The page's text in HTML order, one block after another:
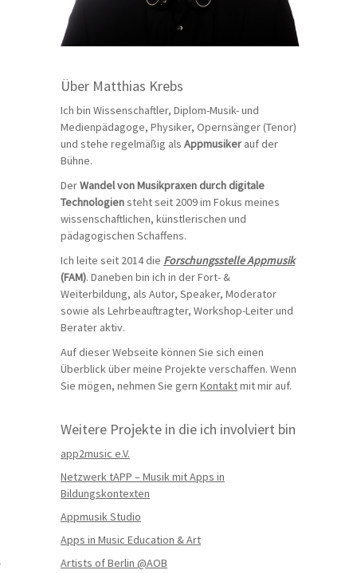
Über Matthias Krebs
Ich bin Wissenschaftler, Diplom-Musik- und
Medienpädagoge, Physiker, Opernsänger (Tenor)
und stehe regelmäßig als Appmusiker auf der
Bühne.
DerWandel von Musikpraxen durch digitale
Technologiensteht seit 2009 im Fokus meines
wissenschaftlichen, künstlerischen und
pädagogischen Schaffens.
Ich leite seit 2014 die Forschungsstelle Appmusik
(FAM). Daneben bin ich in der Fort- &
Weiterbildung, als Autor, Speaker, Moderator
sowie als Lehrbeauftragter, Workshop-Leiter und
Berater aktiv.
Auf dieser Webseite können Sie sich einen
Überblick über meine Projekte verschaffen. Wenn
Sie mögen, nehmen Sie gern Kontaktmit mir auf.
Weitere Projekte in die ich involviert bin
app2music e.V.
Netzwerk tAPP – Musik mit Apps in
Bildungskontexten
Appmusik Studio
Apps in Music Education & Art
Artists of Berlin @AOB